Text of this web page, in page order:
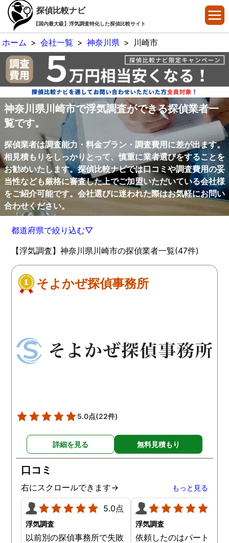
探偵比較ナビ
【国内最大級】浮気調査特化した探偵比較サイト
ホーム > 会社一覧 > 神奈川県 > 川崎市
神奈川県川崎市で浮気調査ができる探偵業者一
覧です。
探偵業者は調査能力・料金プラン・調査費用に差が出ます。
相見積もりをしっかりとって、慎重に業者選びをすることを
お勧めいたします。探偵比較ナビでは口コミや調査費用の妥
当性なども厳格に審査した上でご加盟いただいている会社様
をご紹介可能です。会社選びに迷われた際はお気軽にお問い
合わせください。
都道府県で絞り込む▽
【浮気調査】神奈川県川崎市の探偵業者一覧(47件)
そよかぜ探偵事務所
5.0点(22件)
詳細を見る 無料見積もり
口コミ
右にスクロールできます→ もっと見る
5.0点
浮気調査
以前別の探偵事務所で失敗
浮気調査
依頼したのはパートナー